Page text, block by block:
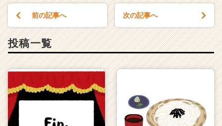
前の記事へ 次の記事へ
投稿一覧